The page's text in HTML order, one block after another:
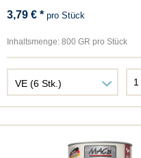
3,79 € *pro Stück
Inhaltsmenge: 800 GR pro Stück